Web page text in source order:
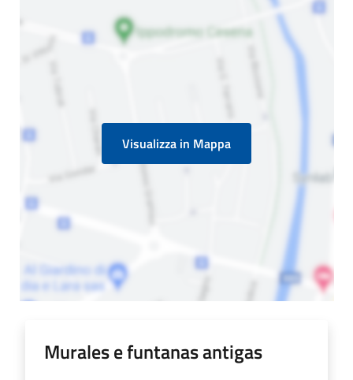
Visualizza in Mappa
Murales e funtanas antigas